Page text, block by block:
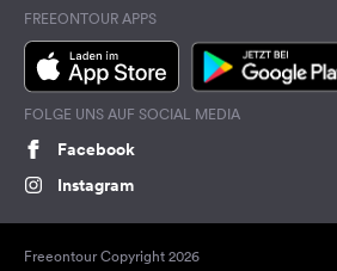
FREEONTOUR APPS
FOLGE UNS AUF SOCIAL MEDIA
Facebook
Instagram
Freeontour Copyright 2026